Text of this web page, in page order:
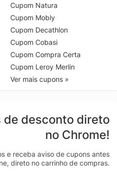
Cupom Natura
Cupom Mobly
Cupom Decathlon
Cupom Cobasi
Cupom Compra Certa
Cupom Leroy Merlin
Ver mais cupons »
de desconto direto
no Chrome!
e receba aviso de cupons antes
direto no carrinho de compras.